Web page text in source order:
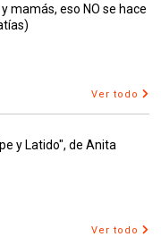
mamás, eso NO se hace
Ver todo
y Latido", de Anita
Ver todo